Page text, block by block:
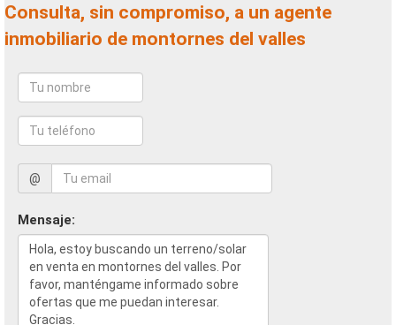
Consulta, sin compromiso, a un agente
inmobiliario de montornes del valles
@
Mensaje: